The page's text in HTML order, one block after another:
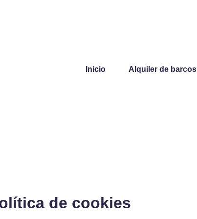
Inicio Alquiler de barcos
de cookies